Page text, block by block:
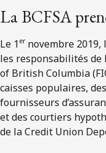
La BCFSA
Le 1 er novembre 2019,
les responsabilités
of British Columbia
caisses populaires,
fournisseurs
et des courtiers
de la Credit Union